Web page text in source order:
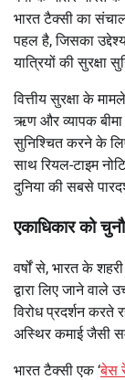
भारत टैक्सी का
पहल है, जिसका
यात्रियों की सुरक्षा
वित्तीय सुरक्षा के
ऋण और व्यापक बीमा
सुनिश्चित करने के
साथ रियल-टाइम
दुनिया की सबसे
एकाधिकार को
वर्षों से, भारत के
द्वारा लिए जाने
विरोध प्रदर्शन करते
अस्थिर कमाई जैसी
भारत टैक्सी एक ‘बेस